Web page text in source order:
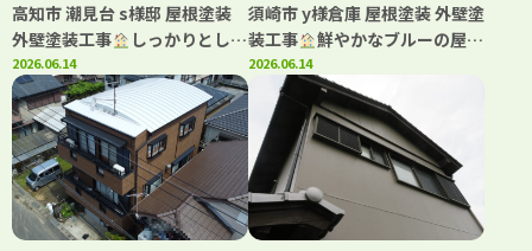
高知市 潮見台 s様邸 屋根塗装
外壁塗装工事
しっかりとした
安心できる工事をご提案させて
いただきました
2026.06.14
須崎市 y様倉庫 屋根塗装 外壁塗
装工事
鮮やかなブルーの屋根
で明るい雰囲気にイメチェン
2026.06.14